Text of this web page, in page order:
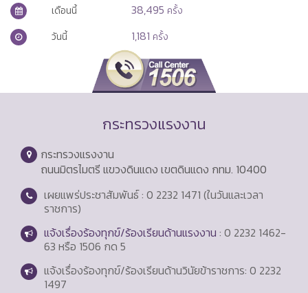
เดือนนี้
38,495 ครั้ง
วันนี้
1,181 ครั้ง
กระทรวงแรงงาน
กระทรวงแรงงาน
ถนนมิตรไมตรี แขวงดินแดง เขตดินแดง กทม. 10400
เผยแพร่ประชาสัมพันธ์ : 0 2232 1471 (ในวันและเวลา
ราชการ)
แจ้งเรื่องร้องทุกข์/ร้องเรียนด้านแรงงาน : 0 2232 1462-
63 หรือ 1506 กด 5
แจ้งเรื่องร้องทุกข์/ร้องเรียนด้านวินัยข้าราชการ: 0 2232
1497